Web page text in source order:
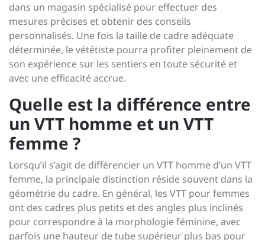
dans un magasin spécialisé pour effectuer des
mesures précises et obtenir des conseils
personnalisés. Une fois la taille de cadre adéquate
déterminée, le vététiste pourra profiter pleinement de
son expérience sur les sentiers en toute sécurité et
avec une efficacité accrue.
Quelle est la différence entre
un VTT homme et un VTT
femme ?
Lorsqu’il s’agit de différencier un VTT homme d’un VTT
femme, la principale distinction réside souvent dans la
géométrie du cadre. En général, les VTT pour femmes
ont des cadres plus petits et des angles plus inclinés
pour correspondre à la morphologie féminine, avec
parfois une hauteur de tube supérieur plus bas pour